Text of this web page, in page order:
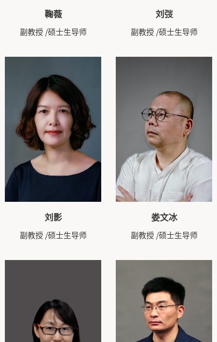
鞠薇
副教授 /硕士生导师
刘弢
副教授 /硕士生导师
刘影
副教授 /硕士生导师
娄文冰
副教授 /硕士生导师